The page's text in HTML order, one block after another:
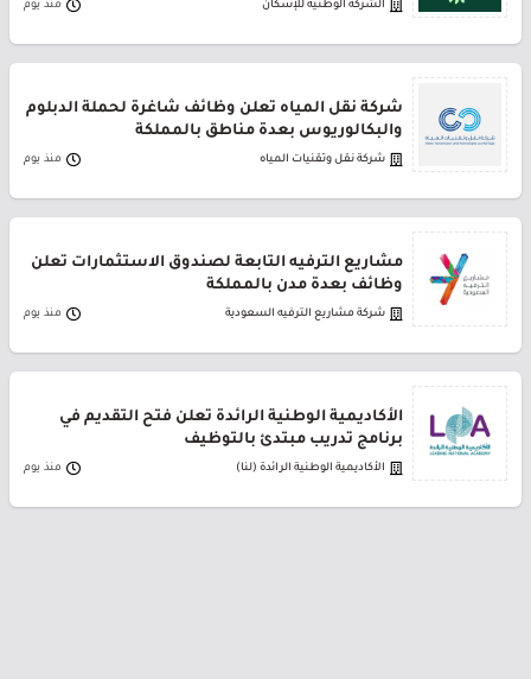
الشركة الوطنية للإسكان منذ يوم
شركة نقل المياه تعلن وظائف شاغرة لحملة الدبلوم
والبكالوريوس بعدة مناطق بالمملكة
شركة نقل وتقنيات المياه منذ يوم
مشاريع الترفيه التابعة لصندوق الاستثمارات تعلن
وظائف بعدة مدن بالمملكة
شركة مشاريع الترفيه السعودية منذ يوم
الأكاديمية الوطنية الرائدة تعلن فتح التقديم في
برنامج تدريب مبتدئ بالتوظيف
الأكاديمية الوطنية الرائدة (لنا) منذ يوم